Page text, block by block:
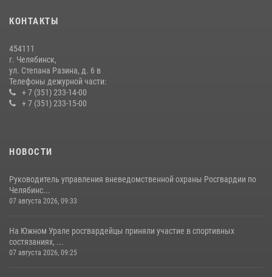
14 июля 2026, 05:15
КОНТАКТЫ
454111
г. Челябинск,
ул. Степана Разина, д. 6 в
Телефоны дежурной части:
+ 7 (351) 233-14-00
+ 7 (351) 233-15-00
НОВОСТИ
Руководитель управления вневедомственной охраны Росгвардии по
Челябинс...
07 августа 2026, 09:33
На Южном Урале росгвардейцы приняли участие в спортивных
состязаниях, ...
07 августа 2026, 09:25